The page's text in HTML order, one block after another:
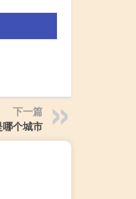
下一篇
个城市